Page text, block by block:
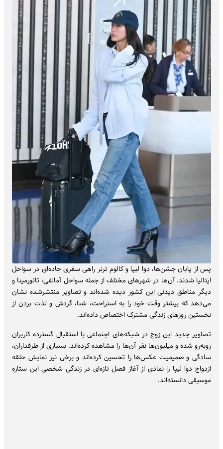
پس از پایان جشن‌ها، دوا لیپا و کالوم ترنر راهی سفری جاده‌ای در سواحل
ایتالیا شدند. آن‌ها در شهرهای مختلف از جمله سواحل آمالفی، تائورمینا و
دیگر مناطق دیدنی این کشور دیده شده‌اند و تصاویر منتشرشده نشان
می‌دهد که بیشتر وقت خود را به استراحت، شنا، گردش و لذت بردن از
نخستین روزهای زندگی مشترک اختصاص داده‌اند.
تصاویر جدید این زوج در شبکه‌های اجتماعی با استقبال گسترده کاربران
روبه‌رو شده و میلیون‌ها نفر آن‌ها را مشاهده کرده‌اند. بسیاری از طرفداران،
سادگی و صمیمیت عکس‌ها را تحسین کرده‌اند و برخی نیز نمایش حلقه
ازدواج دوا لیپا را نمادی از آغاز فصل تازه‌ای در زندگی شخصی این ستاره
موسیقی دانسته‌اند.